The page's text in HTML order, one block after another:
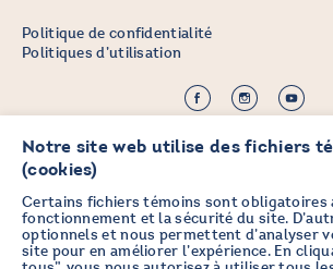
Crédit :Zen Branding, Design
Politique de confidentialité
Politiques d’utilisation
PRENEZ DES
Notre site web utilise des fichiers
(cookies)
Certains fichiers témoins sont obligatoires
fonctionnement et la sécurité du site.
optionnels et nous permettent d’analyser
site pour en améliorer l’expérience. En